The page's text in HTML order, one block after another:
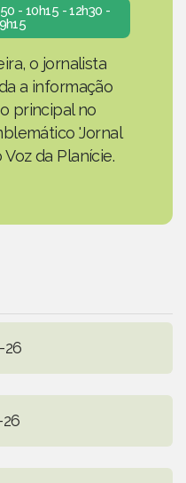
- 10h15 - 12h30 -
o jornalista
a informação
principal no
'Jornal
da Planície.
26